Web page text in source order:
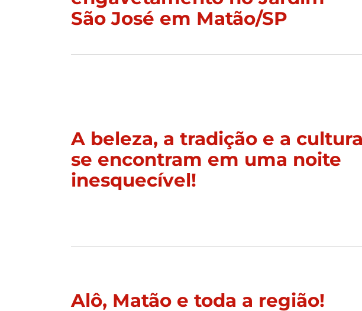
São José em Matão/SP
A beleza, a tradição e a cultura
se encontram em uma noite
inesquecível!
Alô, Matão e toda a região!